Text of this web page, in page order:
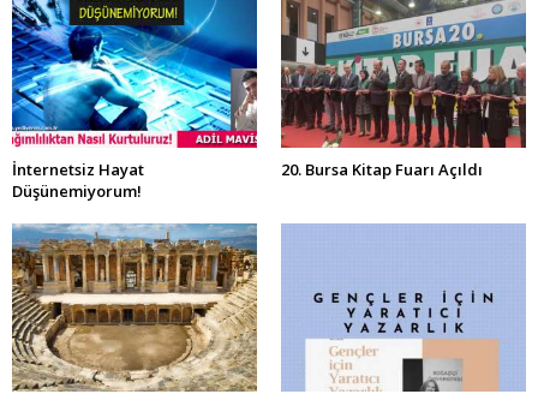
İnternetsiz Hayat
Düşünemiyorum!
20. Bursa Kitap Fuarı Açıldı